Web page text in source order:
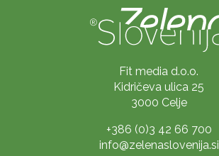
Fit media d.o.o.
Kidričeva ulica 25
3000 Celje
+386 (0)3 42 66 700
info@zelenaslovenija.si